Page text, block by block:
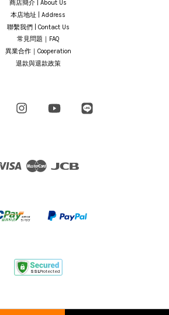
商店簡介 | About Us
本店地址 | Address
聯繫我們 | Contact Us
常見問題｜FAQ
異業合作｜Cooperation
退款與退款政策
Facebook Instagram YouTube
Visa Master